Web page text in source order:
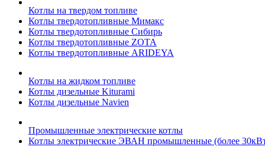
Котлы на твердом топливе
Котлы твердотопливные Мимакс
Котлы твердотопливные Сибирь
Котлы твердотопливные ZOTA
Котлы твердотопливные ARIDEYA
Котлы на жидком топливе
Котлы дизельные Kiturami
Котлы дизельные Navien
Промышленные электрические котлы
Котлы электрические ЭВАН промышленные (более